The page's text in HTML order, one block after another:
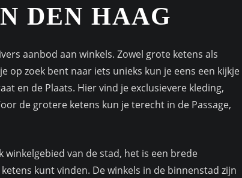
DEN HAAG
aanbod aan winkels. Zowel grote ketens als
op zoek bent naar iets unieks kun je eens een kijkje
en de Plaats. Hier vind je exclusievere kleding,
de grotere ketens kun je terecht in de Passage,
van de stad, het is een brede
kunt vinden. De winkels in de binnenstad zijn